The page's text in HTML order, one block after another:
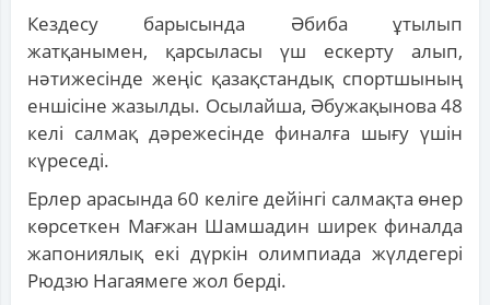
Кездесу барысында Әбиба ұтылып
жатқанымен, қарсыласы үш ескерту алып,
нәтижесінде жеңіс қазақстандық спортшының
еншісіне жазылды. Осылайша, Әбужақынова 48
келі салмақ дәрежесінде финалға шығу үшін
күреседі.
Ерлер арасында 60 келіге дейінгі салмақта өнер
көрсеткен Мағжан Шамшадин ширек финалда
жапониялық екі дүркін олимпиада жүлдегері
Рюдзю Нагаямеге жол берді.